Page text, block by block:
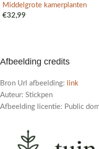
Middelgrote kamerplanten
€32,99
Afbeelding credits
Bron Url afbeelding:
link
Auteur: Stickpen
Afbeelding licentie: Public